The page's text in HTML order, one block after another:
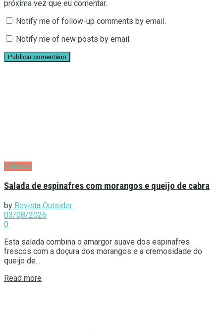
próxima vez que eu comentar.
Notify me of follow-up comments by email.
Notify me of new posts by email.
Saladas
Salada de espinafres com morangos e queijo de cabra
by Revista Outsider
03/08/2026
0
Esta salada combina o amargor suave dos espinafres
frescos com a doçura dos morangos e a cremosidade do
queijo de...
Read more